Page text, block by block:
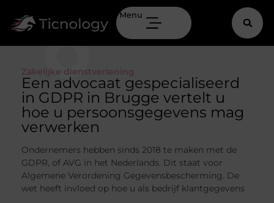
Menu
Zakelijke dienstverlening
Een advocaat gespecialiseerd
in GDPR in Brugge vertelt u
hoe u persoonsgegevens mag
verwerken
Ondernemers hebben sinds 2018 te maken met de
GDPR, of AVG in het Nederlands. Dit staat voor
Algemene Verordening Gegevensbescherming. De
wet heeft invloed op hoe u als bedrijf klantgegevens